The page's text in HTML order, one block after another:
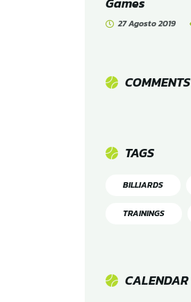
27 Agosto 2019
COMMENTS
TAGS
BILLIARDS
TRAININGS
CALENDAR